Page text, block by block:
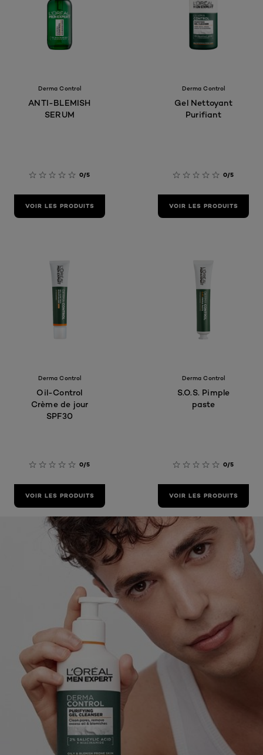
Derma Control
ANTI-BLEMISH
SERUM
0/5
VOIR LES PRODUITS
Derma Control
Gel Nettoyant
Purifiant
0/5
VOIR LES PRODUITS
Derma Control
Oil-Control
Crème de jour
SPF30
0/5
VOIR LES PRODUITS
Derma Control
S.O.S. Pimple
paste
0/5
VOIR LES PRODUITS